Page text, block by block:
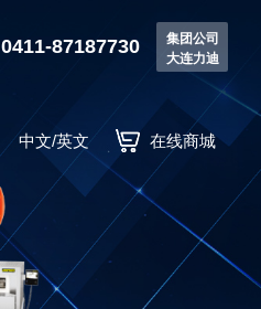
集团公司
大连力迪
0411-87187730
中文/英文 在线商城